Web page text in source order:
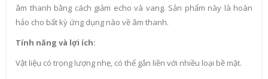
âm thanh bằng cách giảm echo và vang. Sản phẩm này là hoàn
hảo cho bất kỳ ứng dụng nào về âm thanh.
Tính năng và lợi ích:
Vật liệu có trọng lượng nhẹ, có thể gắn liền với nhiều loại bề mặt.